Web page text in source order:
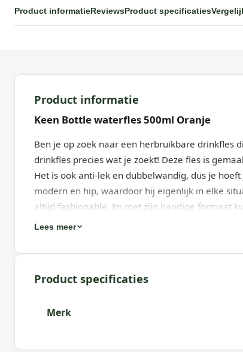
Product informatieReviewsProduct specificaties
Product informatie
Keen Bottle waterfles 500ml Oranje
Ben je op zoek naar een herbruikbare drinkfles
drinkfles precies wat je zoekt! Deze fles is
Het is ook anti-lek en dubbelwandig, dus je
modern en hip, waardoor hij eigenlijk in elke
altijd fashionable. En met zijn handige formaat
Specificaties:
Eenvoudig te gebruiken
500ml
Gegarandeerd 100% lekvrij dankzij de anti-
Lees meer
Product specificaties
Merk